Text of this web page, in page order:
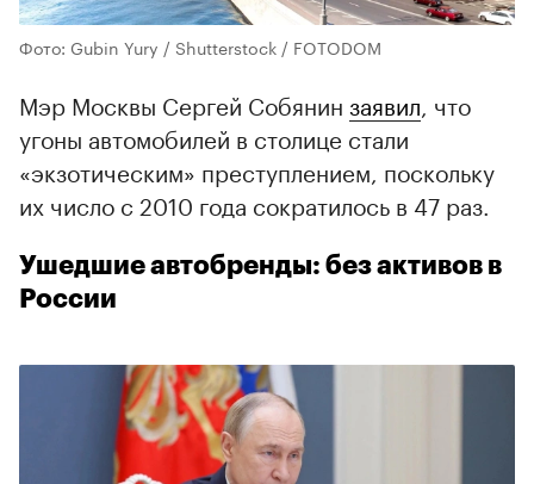
Фото: Gubin Yury / Shutterstock / FOTODOM
Мэр Москвы Сергей Собянин заявил , что
угоны автомобилей в столице стали
«экзотическим» преступлением, поскольку
их число с 2010 года сократилось в 47 раз.
Ушедшие автобренды: без активов в
России